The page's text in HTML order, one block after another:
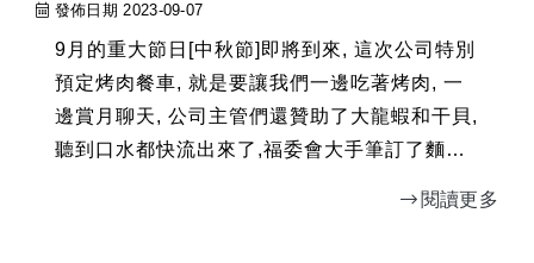
發佈日期 2023-09-07
9月的重大節日[中秋節]即將到來, 這次公司特別
預定烤肉餐車, 就是要讓我們一邊吃著烤肉, 一
邊賞月聊天, 公司主管們還贊助了大龍蝦和干貝,
聽到口水都快流出來了,福委會大手筆訂了麵包
閱讀更多